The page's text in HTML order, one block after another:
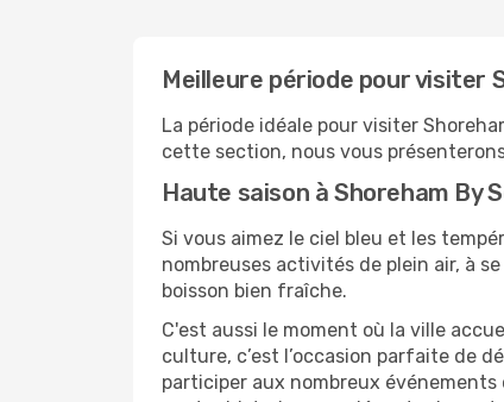
Meilleure période pour visiter
La période idéale pour visiter
cette section, nous vous
Haute saison à Shoreham By
Si vous aimez le ciel bleu et les
nombreuses activités de plein air, à
boisson bien fraîche.
C'est aussi le moment où la ville
culture, c’est l’occasion parfaite de
participer aux nombreux événements